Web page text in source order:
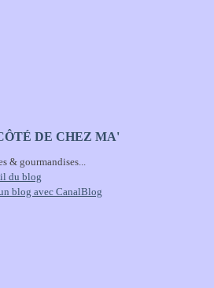
DE CHEZ MA'
& gourmandises...
du blog
blog avec CanalBlog